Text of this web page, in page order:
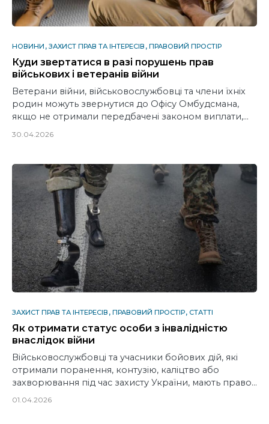
НОВИНИ ЗАХИСТ ПРАВ ТА ІНТЕРЕСІВ ПРАВОВИЙ ПРОСТІР
Куди звертатися в разі порушень прав
військових і ветеранів війни
Ветерани війни, військовослужбовці та члени їхніх
родин можуть звернутися до Офісу Омбудсмана,
якщо не отримали передбачені законом виплати,…
30.04.2026
ЗАХИСТ ПРАВ ТА ІНТЕРЕСІВ ПРАВОВИЙ ПРОСТІР СТАТТІ
Як отримати статус особи з інвалідністю
внаслідок війни
Військовослужбовці та учасники бойових дій, які
отримали поранення, контузію, каліцтво або
захворювання під час захисту України, мають право…
01.04.2026